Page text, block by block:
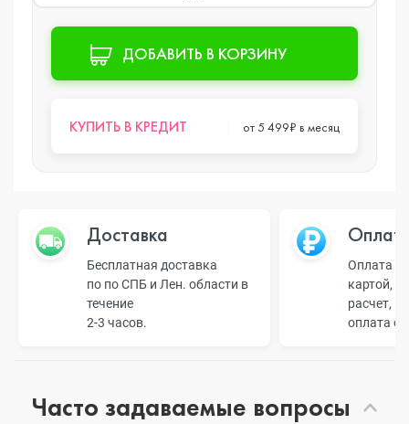
ДОБАВИТЬ В КОРЗИНУ
КУПИТЬ В КРЕДИТ от 5 499₽ в месяц
Доставка
Бесплатная доставка
по по СПБ и Лен. области в
течение
2-3 часов.
Оплата
картой,
расчет,
оплата
Часто задаваемые вопросы